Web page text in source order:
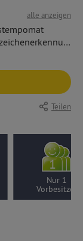
alle anzeigen
Teilen
Nur 1
Vorbesitzer